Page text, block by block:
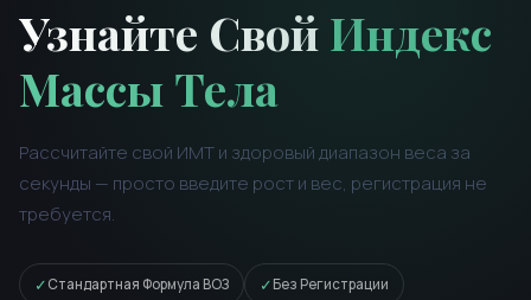
Узнайте СвойИндекс
Массы Тела
Рассчитайте свой ИМТ и здоровый диапазон веса за
секунды — просто введите рост и вес, регистрация не
требуется.
✓ Стандартная Формула ВОЗ ✓ Без Регистрации